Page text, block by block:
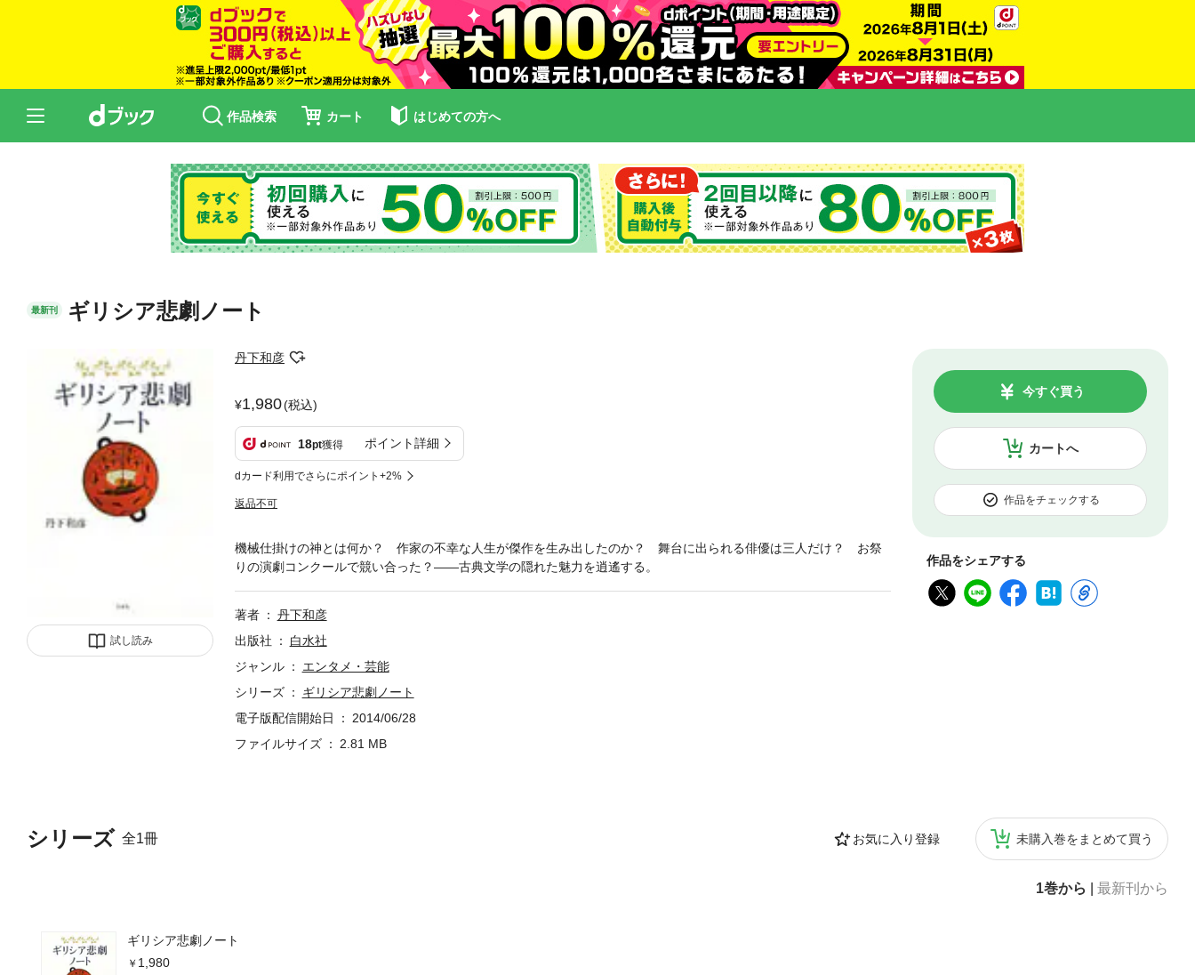
作品検索 カート はじめての方へ
最新刊 ギリシア悲劇ノート
試し読み
丹下和彦
1,980(税込)
18pt獲得 ポイント詳細
dカード利用でさらにポイント+2%
返品不可
カートへ
今すぐ買う
作品をチェックする
作品をシェアする
シリーズ 全1冊 お気に入り登録 未購入巻をまとめて買う
1巻から 最新刊から
ギリシア悲劇ノート
1,980
機械仕掛けの神とは何か？ 作家の不幸な人生が傑作を生み出したのか？ 舞台に出られる俳優は三人だけ？ お祭
りの演劇コンクールで競い合った？――古典文学の隠れた魅力を逍遙する。
著者
丹下和彦
出版社
白水社
ジャンル
エンタメ・芸能
シリーズ
ギリシア悲劇ノート
電子版配信開始日
2014/06/28
ファイルサイズ
2.81 MB